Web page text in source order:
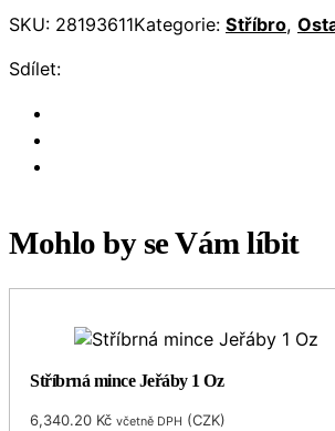
SKU: 28193611Kategorie: Stříbro,
Sdílet:
Mohlo by se Vám líbit
Stříbrná mince Jeřáby 1 Oz
6,340.20 Kč včetně DPH (CZK)